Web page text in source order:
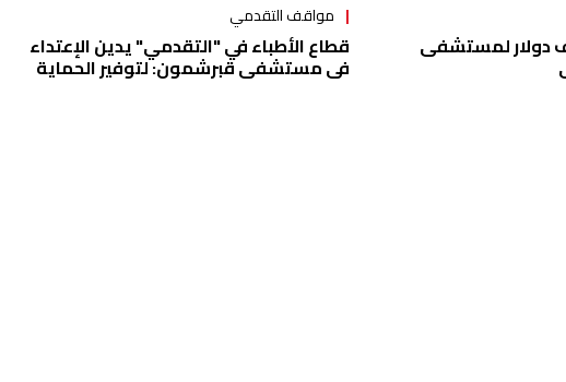
يتبرّع بـ 50 الف دولار لمستشفى
مواقف التقدمي
قطاع الأطباء في "التقدمي" يدين الإعتداء
في مستشفى قبرشمون: لتوفير الحماية
الضرورية للجسم الطبي